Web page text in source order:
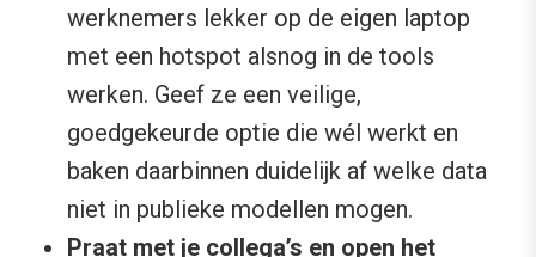
werknemers lekker op de eigen laptop
met een hotspot alsnog in de tools
werken. Geef ze een veilige,
goedgekeurde optie die wél werkt en
baken daarbinnen duidelijk af welke data
niet in publieke modellen mogen.
Praat met je collega’s en open het